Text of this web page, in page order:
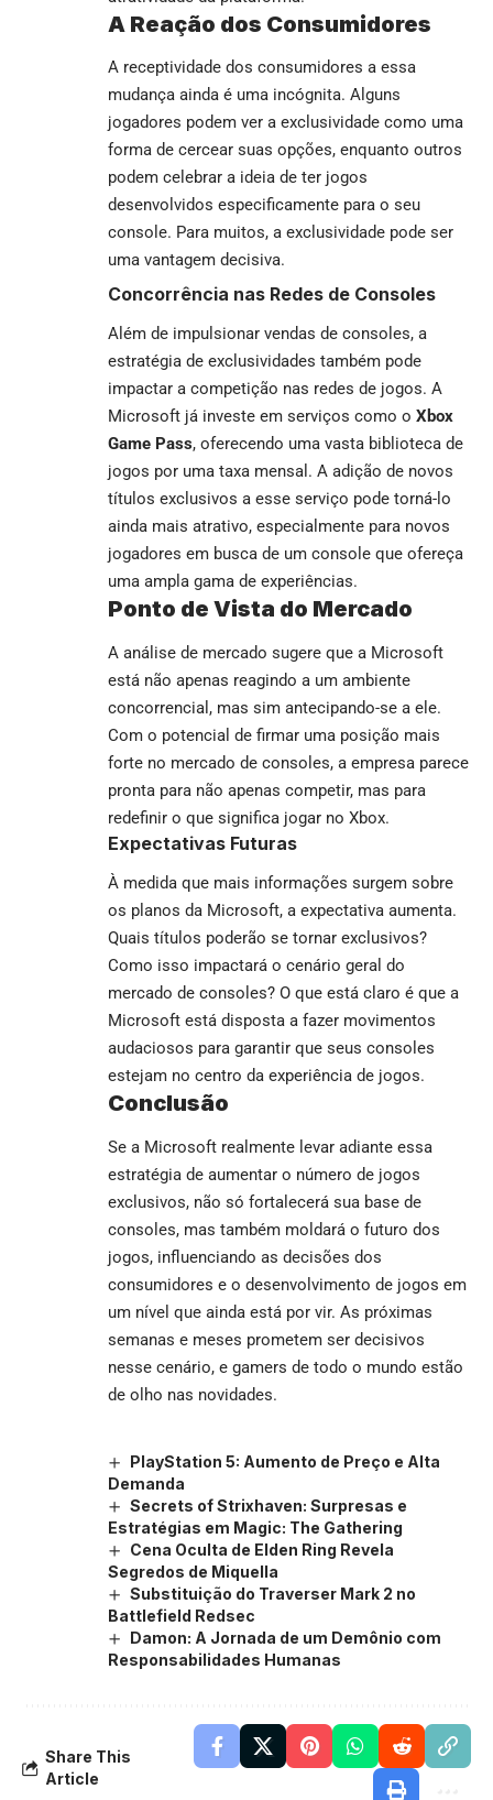
A Reação dos Consumidores
A receptividade dos consumidores a essa
mudança ainda é uma incógnita. Alguns
jogadores podem ver a exclusividade como uma
forma de cercear suas opções, enquanto outros
podem celebrar a ideia de ter jogos
desenvolvidos especificamente para o seu
console. Para muitos, a exclusividade pode ser
uma vantagem decisiva.
Concorrência nas Redes de Consoles
Além de impulsionar vendas de consoles, a
estratégia de exclusividades também pode
impactar a competição nas redes de jogos. A
Microsoft já investe em serviços como o Xbox
Game Pass, oferecendo uma vasta biblioteca de
jogos por uma taxa mensal. A adição de novos
títulos exclusivos a esse serviço pode torná-lo
ainda mais atrativo, especialmente para novos
jogadores em busca de um console que ofereça
uma ampla gama de experiências.
Ponto de Vista do Mercado
A análise de mercado sugere que a Microsoft
está não apenas reagindo a um ambiente
concorrencial, mas sim antecipando-se a ele.
Com o potencial de firmar uma posição mais
forte no mercado de consoles, a empresa parece
pronta para não apenas competir, mas para
redefinir o que significa jogar no Xbox.
Expectativas Futuras
À medida que mais informações surgem sobre
os planos da Microsoft, a expectativa aumenta.
Quais títulos poderão se tornar exclusivos?
Como isso impactará o cenário geral do
mercado de consoles? O que está claro é que a
Microsoft está disposta a fazer movimentos
audaciosos para garantir que seus consoles
estejam no centro da experiência de jogos.
Conclusão
Se a Microsoft realmente levar adiante essa
estratégia de aumentar o número de jogos
exclusivos, não só fortalecerá sua base de
consoles, mas também moldará o futuro dos
jogos, influenciando as decisões dos
consumidores e o desenvolvimento de jogos em
um nível que ainda está por vir. As próximas
semanas e meses prometem ser decisivos
nesse cenário, e gamers de todo o mundo estão
de olho nas novidades.
PlayStation 5: Aumento de Preço e Alta
Demanda
Secrets of Strixhaven: Surpresas e
Estratégias em Magic: The Gathering
Cena Oculta de Elden Ring Revela
Segredos de Miquella
Substituição do Traverser Mark 2 no
Battlefield Redsec
Damon: A Jornada de um Demônio com
Responsabilidades Humanas
Share This
Article